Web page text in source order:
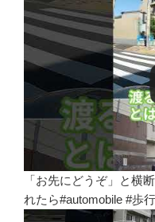
「お先にどうぞ」と横
れたら#automobile #歩